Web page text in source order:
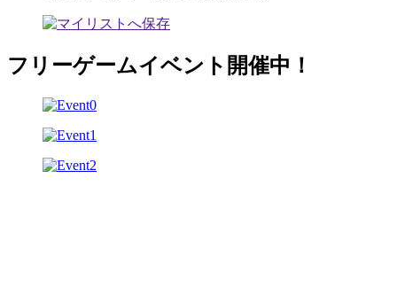
フリーゲームイベント開催中！